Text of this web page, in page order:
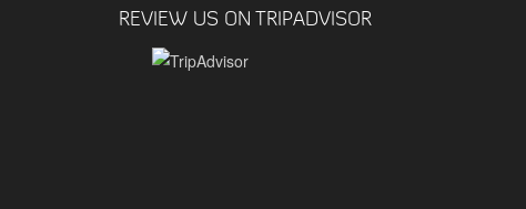
REVIEW US ON TRIPADVISOR